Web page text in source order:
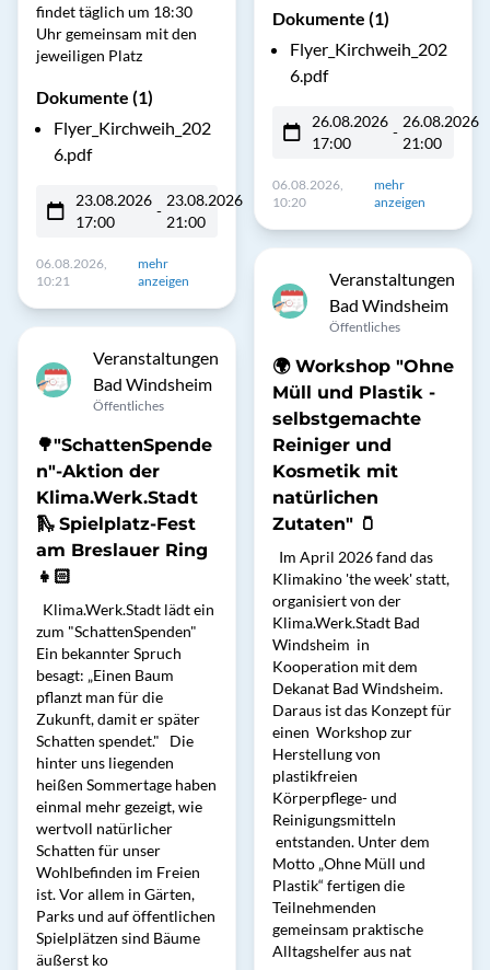
findet täglich um 18:30
Uhr gemeinsam mit den
jeweiligen Platz
Dokumente (1)
Flyer_Kirchweih_202
6.pdf
23.08.2026
17:00
-
23.08.2026
21:00
06.08.2026,
10:21
mehr
anzeigen
Veranstaltungen
Bad Windsheim
Öffentliches
🌳"SchattenSpende
n"-Aktion der
Klima.Werk.Stadt
🛝 Spielplatz-Fest
am Breslauer Ring
👧🏻
Klima.Werk.Stadt lädt ein
zum "SchattenSpenden"
Ein bekannter Spruch
besagt: „Einen Baum
pflanzt man für die
Zukunft, damit er später
Schatten spendet." Die
hinter uns liegenden
heißen Sommertage haben
einmal mehr gezeigt, wie
wertvoll natürlicher
Schatten für unser
Wohlbefinden im Freien
ist. Vor allem in Gärten,
Parks und auf öffentlichen
Spielplätzen sind Bäume
äußerst ko
Dokumente (1)
Flyer_Kirchweih_202
6.pdf
26.08.2026
17:00
-
26.08.2026
21:00
06.08.2026,
10:20
mehr
anzeigen
Veranstaltungen
Bad Windsheim
Öffentliches
🌍 Workshop "Ohne
Müll und Plastik -
selbstgemachte
Reiniger und
Kosmetik mit
natürlichen
Zutaten" 🫙
Im April 2026 fand das
Klimakino 'the week' statt,
organisiert von der
Klima.Werk.Stadt Bad
Windsheim in
Kooperation mit dem
Dekanat Bad Windsheim.
Daraus ist das Konzept für
einen Workshop zur
Herstellung von
plastikfreien
Körperpflege- und
Reinigungsmitteln
entstanden. Unter dem
Motto „Ohne Müll und
Plastik“ fertigen die
Teilnehmenden
gemeinsam praktische
Alltagshelfer aus nat